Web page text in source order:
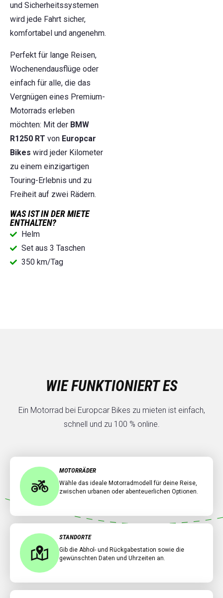
und Sicherheitssystemen
wird jede Fahrt sicher,
komfortabel und angenehm.
Perfekt für lange Reisen,
Wochenendausflüge oder
einfach für alle, die das
Vergnügen eines Premium-
Motorrads erleben
möchten: Mit der BMW
R1250 RT von Europcar
Bikes wird jeder Kilometer
zu einem einzigartigen
Touring-Erlebnis und zu
Freiheit auf zwei Rädern.
WAS IST IN DER MIETE
ENTHALTEN?
Helm
Set aus 3 Taschen
350 km/Tag
WIE FUNKTIONIERT ES
Ein Motorrad bei Europcar Bikes zu mieten ist einfach,
schnell und zu 100 % online.
MOTORRÄDER
Wähle das ideale Motorradmodell für deine Reise,
zwischen urbanen oder abenteuerlichen Optionen.
STANDORTE
Gib die Abhol- und Rückgabestation sowie die
gewünschten Daten und Uhrzeiten an.